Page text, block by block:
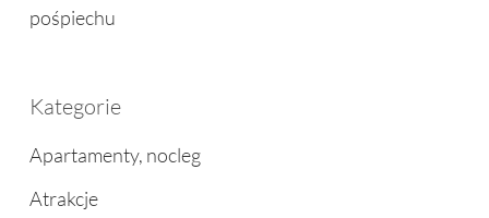
pośpiechu
Kategorie
Apartamenty, nocleg
Atrakcje